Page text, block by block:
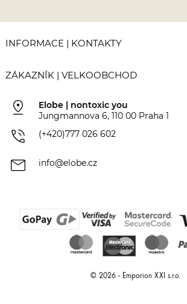
INFORMACE | KONTAKTY
ZÁKAZNÍK | VELKOOBCHOD
pin_drop
Elobe | nontoxic you
Jungmannova 6, 110 00 Praha 1
phone_in_talk (+420)777 026 602
mail info@elobe.cz
© 2026 - Emporion XXI s.r.o.